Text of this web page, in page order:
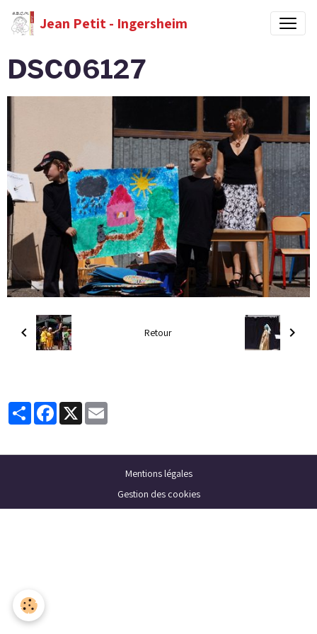
Jean Petit - Ingersheim
DSC06127
Retour
PartagerFacebook
X
Mentions légales
Gestion des cookies